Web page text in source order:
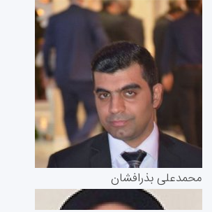
پایگاه خبری گفتمان یزد
سازمان بورس و اوراق بهادار
مرجع اخبار موثق در بازارسرمایه
محمدعلی بذرافشان